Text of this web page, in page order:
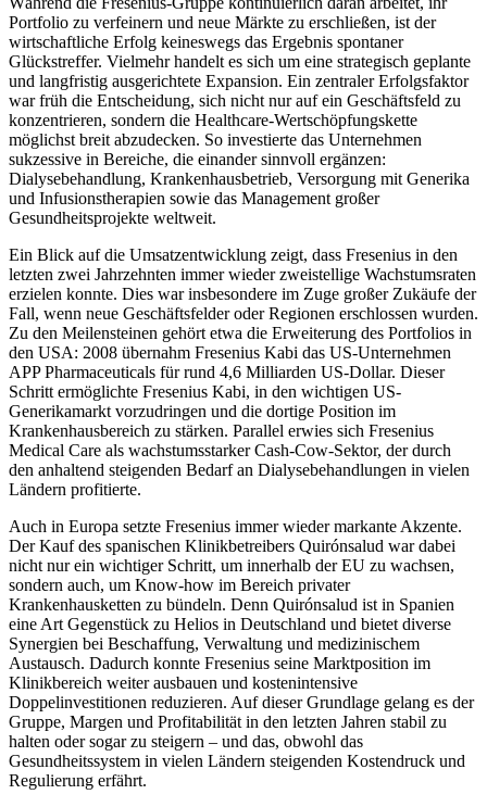
Portfolio zu verfeinern und neue Märkte zu erschließen, ist der
wirtschaftliche Erfolg keineswegs das Ergebnis spontaner
Glückstreffer. Vielmehr handelt es sich um eine strategisch geplante
und langfristig ausgerichtete Expansion. Ein zentraler Erfolgsfaktor
war früh die Entscheidung, sich nicht nur auf ein Geschäftsfeld zu
konzentrieren, sondern die Healthcare-Wertschöpfungskette
möglichst breit abzudecken. So investierte das Unternehmen
sukzessive in Bereiche, die einander sinnvoll ergänzen:
Dialysebehandlung, Krankenhausbetrieb, Versorgung mit Generika
und Infusionstherapien sowie das Management großer
Gesundheitsprojekte weltweit.
Ein Blick auf die Umsatzentwicklung zeigt, dass Fresenius in den
letzten zwei Jahrzehnten immer wieder zweistellige Wachstumsraten
erzielen konnte. Dies war insbesondere im Zuge großer Zukäufe der
Fall, wenn neue Geschäftsfelder oder Regionen erschlossen wurden.
Zu den Meilensteinen gehört etwa die Erweiterung des Portfolios in
den USA: 2008 übernahm Fresenius Kabi das US-Unternehmen
APP Pharmaceuticals für rund 4,6 Milliarden US-Dollar. Dieser
Schritt ermöglichte Fresenius Kabi, in den wichtigen US-
Generikamarkt vorzudringen und die dortige Position im
Krankenhausbereich zu stärken. Parallel erwies sich Fresenius
Medical Care als wachstumsstarker Cash-Cow-Sektor, der durch
den anhaltend steigenden Bedarf an Dialysebehandlungen in vielen
Ländern profitierte.
Auch in Europa setzte Fresenius immer wieder markante Akzente.
Der Kauf des spanischen Klinikbetreibers Quirónsalud war dabei
nicht nur ein wichtiger Schritt, um innerhalb der EU zu wachsen,
sondern auch, um Know-how im Bereich privater
Krankenhausketten zu bündeln. Denn Quirónsalud ist in Spanien
eine Art Gegenstück zu Helios in Deutschland und bietet diverse
Synergien bei Beschaffung, Verwaltung und medizinischem
Austausch. Dadurch konnte Fresenius seine Marktposition im
Klinikbereich weiter ausbauen und kostenintensive
Doppelinvestitionen reduzieren. Auf dieser Grundlage gelang es der
Gruppe, Margen und Profitabilität in den letzten Jahren stabil zu
halten oder sogar zu steigern – und das, obwohl das
Gesundheitssystem in vielen Ländern steigenden Kostendruck und
Regulierung erfährt.